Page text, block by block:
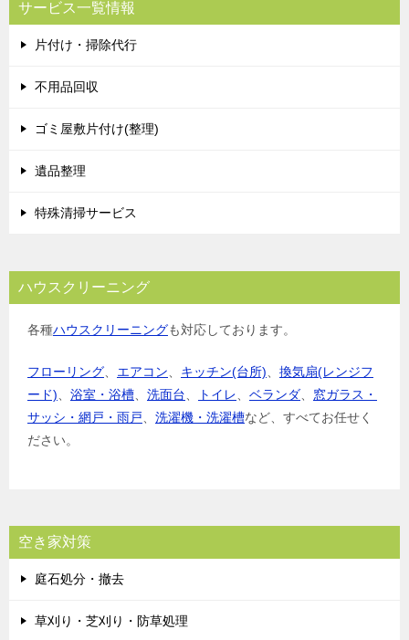
サービス一覧情報
片付け・掃除代行
不用品回収
ゴミ屋敷片付け(整理)
遺品整理
特殊清掃サービス
ハウスクリーニング
各種ハウスクリーニングも対応しております。
フローリング エアコン キッチン(台所)
換気扇(レンジフ
ード)
浴室・浴槽 洗面台 トイレ ベランダ
窓ガラス・
サッシ・網戸・雨戸
洗濯機・洗濯槽など、すべてお任せく
ださい。
空き家対策
庭石処分・撤去
草刈り・芝刈り・防草処理